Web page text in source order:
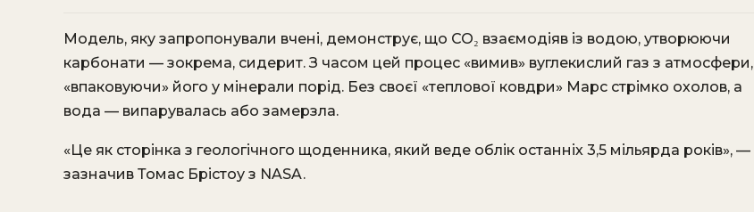
Модель, яку запропонували вчені, демонструє, що CO₂ взаємодіяв із водою, утворюючи
карбонати — зокрема, сидерит. З часом цей процес «вимив» вуглекислий газ з атмосфери,
«впаковуючи» його у мінерали порід. Без своєї «теплової ковдри» Марс стрімко охолов, а
вода — випарувалась або замерзла.
«Це як сторінка з геологічного щоденника, який веде облік останніх 3,5 мільярда років», —
зазначив Томас Брістоу з NASA.